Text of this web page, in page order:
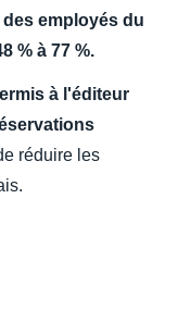
employés du
% à 77 %.
à l'éditeur
réduire les